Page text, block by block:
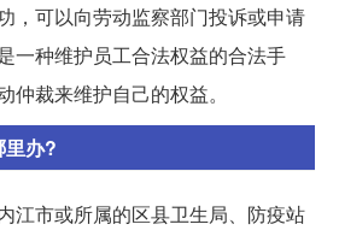
，可以向劳动监察部门投诉或申请
一种维护员工合法权益的合法手
仲裁来维护自己的权益。
里办?
江市或所属的区县卫生局、防疫站